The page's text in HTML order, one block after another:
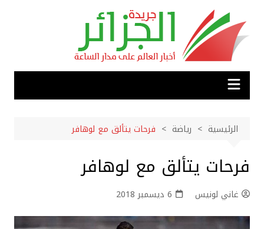
المحتوى
الرئيسية رياضة فرحات يتألق مع لوهافر
فرحات يتألق مع لوهافر
غاني لونيس 6 ديسمبر 2018